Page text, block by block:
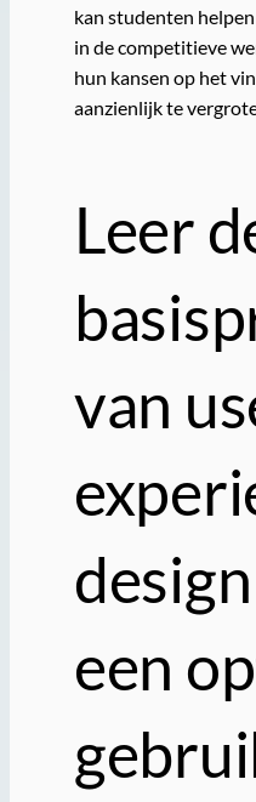
kan studenten
in de competitieve
hun kansen op het
aanzienlijk te
Leer
van
een